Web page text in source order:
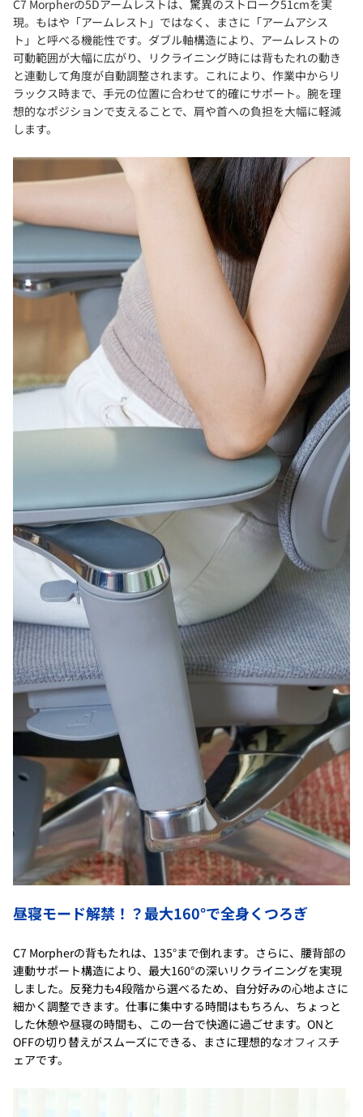
C7 Morpherの5Dアームレストは、驚異のストローク51cmを実
現。もはや「アームレスト」ではなく、まさに「アームアシス
ト」と呼べる機能性です。ダブル軸構造により、アームレストの
可動範囲が大幅に広がり、リクライニング時には背もたれの動き
と連動して角度が自動調整されます。これにより、作業中からリ
ラックス時まで、手元の位置に合わせて的確にサポート。腕を理
想的なポジションで支えることで、肩や首への負担を大幅に軽減
します。
昼寝モード解禁！？最大160°で全身くつろぎ
C7 Morpherの背もたれは、135°まで倒れます。さらに、腰背部の
連動サポート構造により、最大160°の深いリクライニングを実現
しました。反発力も4段階から選べるため、自分好みの心地よさに
細かく調整できます。仕事に集中する時間はもちろん、ちょっと
した休憩や昼寝の時間も、この一台で快適に過ごせます。ONと
OFFの切り替えがスムーズにできる、まさに理想的なオフィスチ
ェアです。